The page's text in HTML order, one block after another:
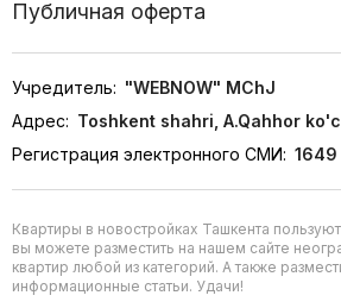
Публичная оферта
Учредитель: "WEBNOW" MChJ
Адрес: Toshkent shahri, A.Qahhor
Регистрация электронного СМИ: 1649
Квартиры в новостройках Ташкента
вы можете разместить на нашем сайте
квартир любой из категорий. А также
информационные статьи. Удачи!